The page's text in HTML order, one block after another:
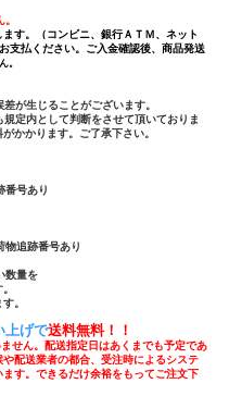
す。（コンビニ、銀行ＡＴＭ、ネット
支払ください。ご入金確認後、商品発送
。
が生じることがございます。
定内として判断をさせて頂いておりま
かかります。ご了承下さい。
号あり
追跡番号あり
数量を
。
上げで送料無料！！
せん。配送指定日はあくまでも予定であ
配送業者の都合、受注時によるシステ
す。できるだけ余裕をもってご注文下